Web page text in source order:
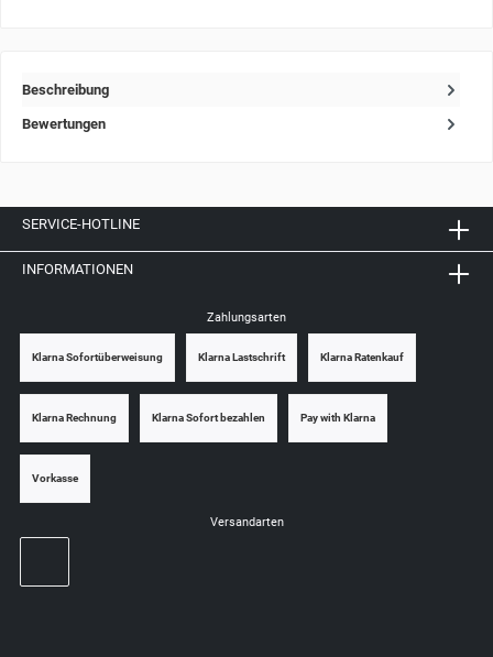
Beschreibung
Bewertungen
SERVICE-HOTLINE
INFORMATIONEN
Zahlungsarten
Klarna Sofortüberweisung Klarna Lastschrift Klarna Ratenkauf
Klarna Rechnung Klarna Sofort bezahlen Pay with Klarna
Vorkasse
Versandarten